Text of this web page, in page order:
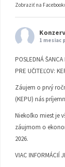
Zobraziť na
1 mesiac
POSLEDNÁ
PRE UČITEĽOV:
Záujem o prvý
(KEPU) nás
Niekoľko miest je
záujmom o
2026.
VIAC INFORMÁCIÍ